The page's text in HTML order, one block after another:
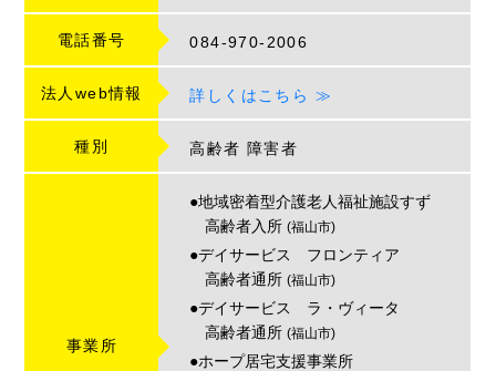
電話番号 084-970-2006
法人web情報 詳しくはこちら ≫
種別 高齢者 障害者
事業所
●地域密着型介護老人福祉施設すず
高齢者入所(福山市)
●デイサービス フロンティア
高齢者通所(福山市)
●デイサービス ラ・ヴィータ
高齢者通所(福山市)
●ホープ居宅支援事業所